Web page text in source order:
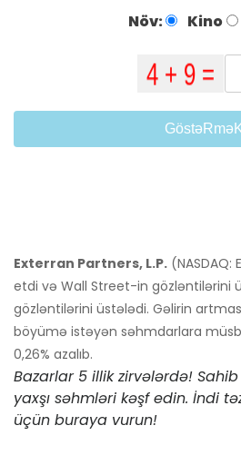
Növ: Kino
Exterran Partners, L.P.
etdi və Wall Street-in gözləntilərini
gözləntilərini üstələdi. Gəlirin
böyümə istəyən səhmdarlara
0,26% azalıb.
Bazarlar 5 illik zirvələrdə!
yaxşı səhmləri kəşf edin. İndi
üçün buraya vurun!